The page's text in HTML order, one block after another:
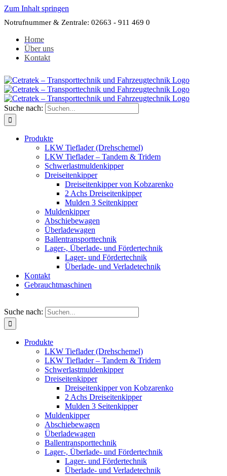
Zum Inhalt springen
Notrufnummer & Zentrale: 02663 - 911 469 0
Home
Über uns
Kontakt
Suche nach:
Produkte
LKW Tieflader (Drehschemel)
LKW Tieflader – Tandem & Tridem
Schwerlastmuldenkipper
Dreiseitenkipper
Dreiseitenkipper von Kobzarenko
2 Achs Dreiseitenkipper
Mulden 3 Seitenkipper
Muldenkipper
Abschiebewagen
Überladewagen
Ballentransporttechnik
Lager-, Überlade- und Fördertechnik
Lager- und Fördertechnik
Überlade- und Verladetechnik
Kontakt
Gebrauchtmaschinen
Suche nach:
Produkte
LKW Tieflader (Drehschemel)
LKW Tieflader – Tandem & Tridem
Schwerlastmuldenkipper
Dreiseitenkipper
Dreiseitenkipper von Kobzarenko
2 Achs Dreiseitenkipper
Mulden 3 Seitenkipper
Muldenkipper
Abschiebewagen
Überladewagen
Ballentransporttechnik
Lager-, Überlade- und Fördertechnik
Lager- und Fördertechnik
Überlade- und Verladetechnik